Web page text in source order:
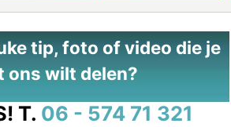
tip, foto of video die je
ons wilt delen?
T. 06 - 574 71 321